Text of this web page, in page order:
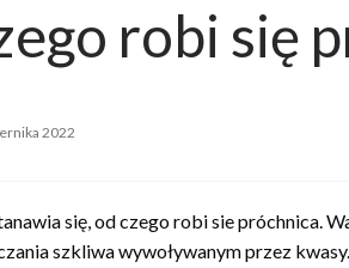
robi się
2022
się, od czego robi sie próchnica.
szkliwa wywoływanym przez